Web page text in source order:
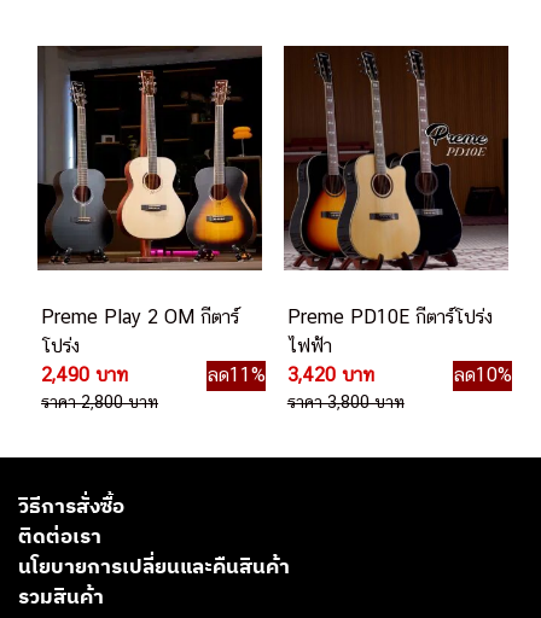
Preme Play 2 OM กีตาร์
โปร่ง
2,490 บาท
ลด11%
ราคา 2,800 บาท
Preme PD10E กีตาร์โปร่ง
ไฟฟ้า
3,420 บาท
ลด10%
ราคา 3,800 บาท
วิธีการสั่งซื้อ
ติดต่อเรา
นโยบายการเปลี่ยนและคืนสินค้า
รวมสินค้า